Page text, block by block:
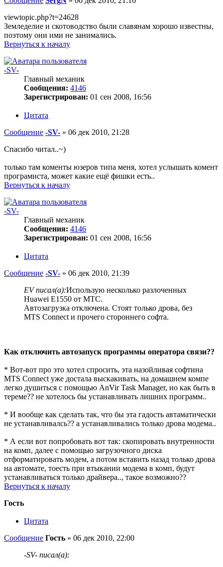
viewtopic.php?t=24628
Земледелие и скотоводство были славянам хорошо известны,
поэтому они ими не занимались.
Вернуться к началу
-SV-
Главный механик
Сообщения: 4146
Зарегистрирован: 01 сен 2008, 16:56
Цитата
Сообщение -SV- » 06 дек 2010, 21:28
Спасибо читал..~)
только там коменты юзеров типа меня, хотел услышать комент
програмиста, может какие ещё фишки есть..
Вернуться к началу
-SV-
Главный механик
Сообщения: 4146
Зарегистрирован: 01 сен 2008, 16:56
Цитата
Сообщение -SV- » 06 дек 2010, 21:39
EV писал(а):Использую несколько разлоченных
Huawei Е1550 от МТС.
Автозагрузка отключена. Стоят только дрова, без
MTS Connect и прочего стороннего софта.
Как отключить автозапуск программы оператора связи??
* Вот-вот про это хотел спросить, эта назойливая софтина
MTS Connect уже достала выскакивать, на домашнем компе
легко душиться с помощью AnVir Task Manager, но как быть в
тереме?? не хотелось бы устанавливать лишних программ..
* И вообще как сделать так, что бы эта гадость автаматически
не устанавливалсь?? а устанавливались только дрова модема..
* А если вот попробовать вот так: скопировать внутренности
на комп, далее с помощью загрузочного диска
отформатировать модем, а потом вставить назад только дрова
на автомате, тоесть при втыкании модема в комп, будут
устанавливаться только драйвера.., такое возможно??
Вернуться к началу
Гость
Цитата
Сообщение Гость » 06 дек 2010, 22:00
-SV- писал(а):